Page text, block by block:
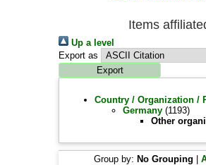
Items
Up a level
Export as
Country / Organization /
Germany (1193)
Other
Group by: No Grouping